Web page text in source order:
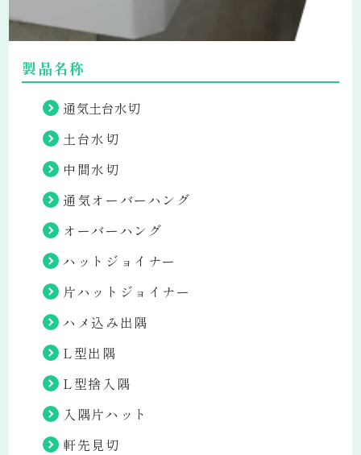
製品名称
通気土台水切
土台水切
中間水切
通気オーバーハング
オーバーハング
ハットジョイナー
片ハットジョイナー
ハメ込み出隅
L型出隅
L型捨入隅
入隅片ハット
軒先見切